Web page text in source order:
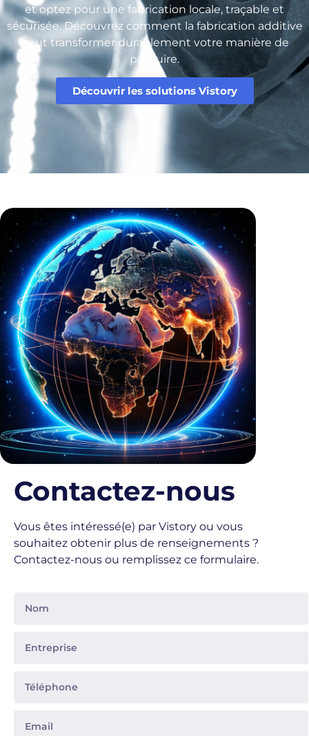
et optez pour une fabrication locale, traçable et
sécurisée. Découvrez comment la fabrication additive
peut transformer durablement votre manière de
produire.
Découvrir les solutions Vistory
Contactez-nous
Vous êtes intéressé(e) par Vistory ou vous
souhaitez obtenir plus de renseignements ?
Contactez-nous ou remplissez ce formulaire.